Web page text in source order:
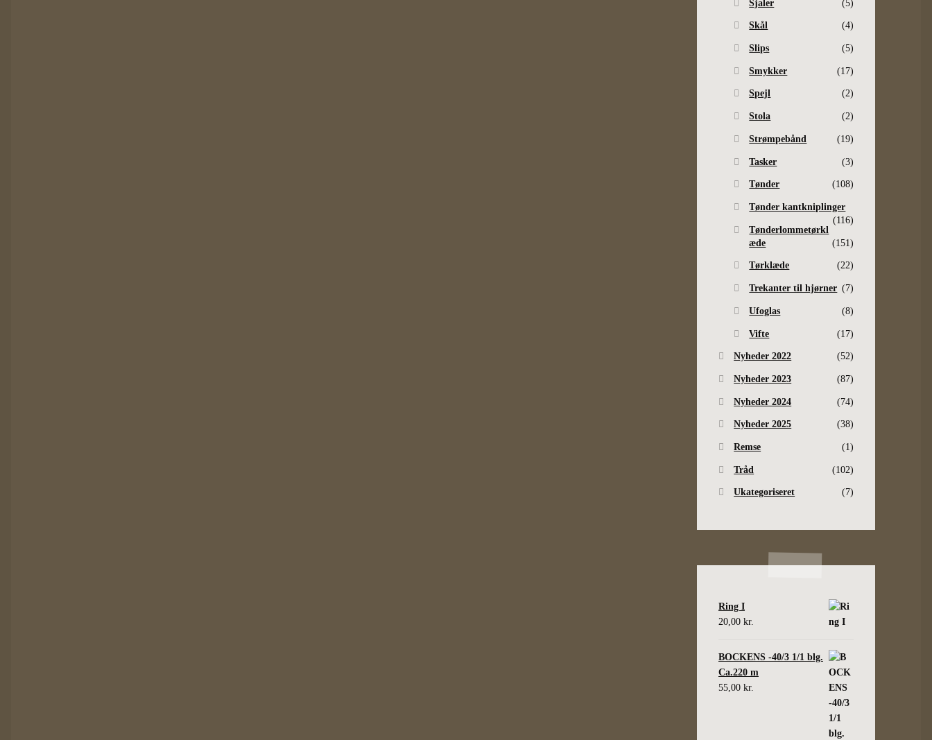
Sjaler (5)
Skål (4)
Slips (5)
Smykker (17)
Spejl (2)
Stola (2)
Strømpebånd (19)
Tasker (3)
Tønder (108)
Tønder kantkniplinger
(116)
Tønderlommetørkl
æde
(151)
Tørklæde (22)
Trekanter til hjørner (7)
Ufoglas (8)
Vifte (17)
Nyheder 2022 (52)
Nyheder 2023 (87)
Nyheder 2024 (74)
Nyheder 2025 (38)
Remse (1)
Tråd (102)
Ukategoriseret (7)
Ring I
20,00kr.
BOCKENS -40/3 1/1 blg.
Ca.220 m
55,00kr.